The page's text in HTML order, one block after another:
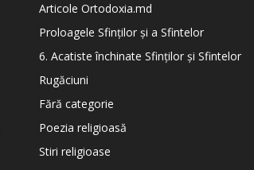
Articole Ortodoxia.md
Proloagele Sfinților și a Sfintelor
6. Acatiste închinate Sfinților și Sfintelor
Rugăciuni
Fără categorie
Poezia religioasă
Stiri religioase